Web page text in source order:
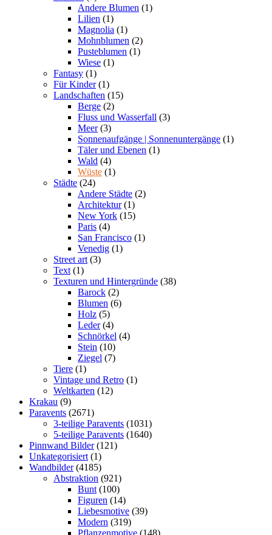
Andere Blumen (1)
Lilien (1)
Magnolia (1)
Mohnblumen (2)
Pusteblumen (1)
Wiese (1)
Fantasy (1)
Für Kinder (1)
Landschaften (15)
Berge (2)
Fluss und Wasserfall (3)
Meer (3)
Sonnenaufgänge | Sonnenuntergänge (1)
Täler und Ebenen (1)
Wald (4)
Wüste (1)
Städte (24)
Andere Städte (2)
Architektur (1)
New York (15)
Paris (4)
San Francisco (1)
Venedig (1)
Street art (3)
Text (1)
Texturen und Hintergründe (38)
Barock (2)
Blumen (6)
Holz (5)
Leder (4)
Schnörkel (4)
Stein (10)
Ziegel (7)
Tiere (1)
Vintage und Retro (1)
Weltkarten (12)
Krakau (9)
Paravents (2671)
3-teilige Paravents (1031)
5-teilige Paravents (1640)
Pinnwand Bilder (121)
Unkategorisiert (1)
Wandbilder (4185)
Abstraktion (921)
Bunt (100)
Figuren (14)
Liebesmotive (39)
Modern (319)